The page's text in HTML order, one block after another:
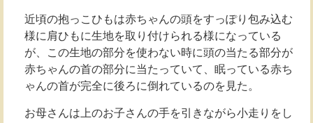
近頃の抱っこひもは赤ちゃんの頭をすっぽり包み込む
様に肩ひもに生地を取り付けられる様になっている
が、この生地の部分を使わない時に頭の当たる部分が
赤ちゃんの首の部分に当たっていて、眠っている赤ち
ゃんの首が完全に後ろに倒れているのを見た。
お母さんは上のお子さんの手を引きながら小走りをし